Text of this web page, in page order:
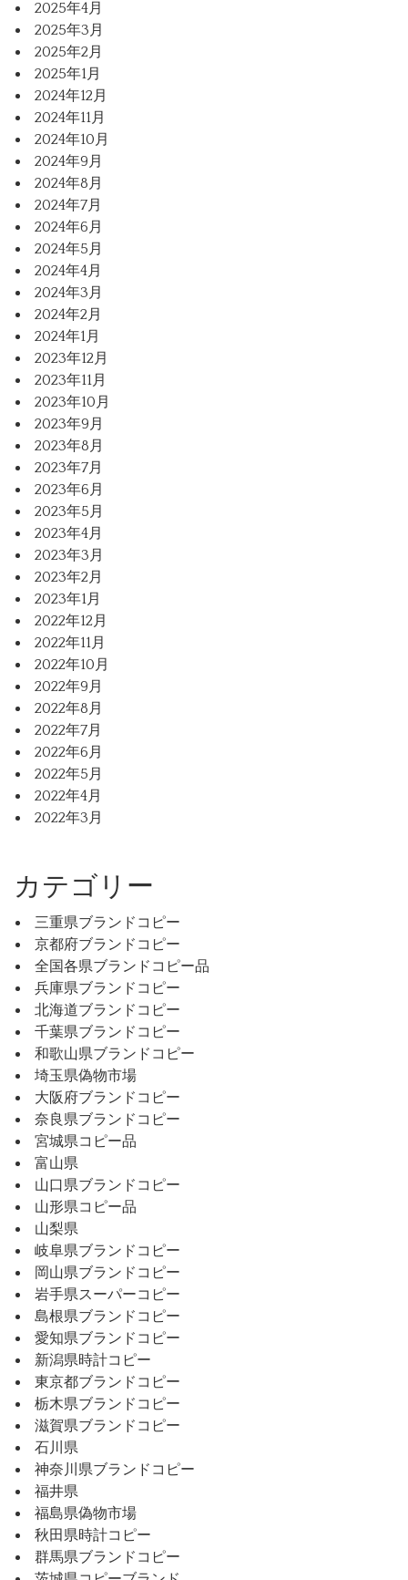
2025年4月
2025年3月
2025年2月
2025年1月
2024年12月
2024年11月
2024年10月
2024年9月
2024年8月
2024年7月
2024年6月
2024年5月
2024年4月
2024年3月
2024年2月
2024年1月
2023年12月
2023年11月
2023年10月
2023年9月
2023年8月
2023年7月
2023年6月
2023年5月
2023年4月
2023年3月
2023年2月
2023年1月
2022年12月
2022年11月
2022年10月
2022年9月
2022年8月
2022年7月
2022年6月
2022年5月
2022年4月
2022年3月
カテゴリー
三重県ブランドコピー
京都府ブランドコピー
全国各県ブランドコピー品
兵庫県ブランドコピー
北海道ブランドコピー
千葉県ブランドコピー
和歌山県ブランドコピー
埼玉県偽物市場
大阪府ブランドコピー
奈良県ブランドコピー
宮城県コピー品
富山県
山口県ブランドコピー
山形県コピー品
山梨県
岐阜県ブランドコピー
岡山県ブランドコピー
岩手県スーパーコピー
島根県ブランドコピー
愛知県ブランドコピー
新潟県時計コピー
東京都ブランドコピー
栃木県ブランドコピー
滋賀県ブランドコピー
石川県
神奈川県ブランドコピー
福井県
福島県偽物市場
秋田県時計コピー
群馬県ブランドコピー